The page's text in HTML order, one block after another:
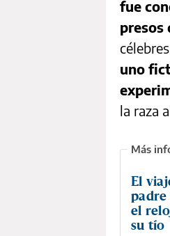
fue
presos
uno
la raza
El
el
su tío